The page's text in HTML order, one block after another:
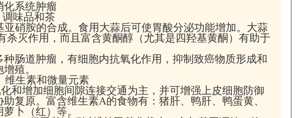
化系统肿瘤
味品和茶
亚硝胺的合成。食用大蒜后可使胃酸分泌功能增加。大蒜
杀灭作用，而且富含黄酮醇（尤其是四羟基黄酮）有助于
肠道肿瘤，有细胞内抗氧化作用，抑制致癌物质形成和
殖。
维生素和微量元素
和增加细胞间隙连接交通为主，并可增强上皮细胞防御
复原。富含维生素A的食物有：猪肝、鸭肝、鸭蛋黄、
卜（红）等。